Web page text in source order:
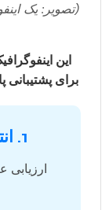
(تصویر: یک
این
برای پشتیبانی
1. انتخاب موضوع و پروپوزال